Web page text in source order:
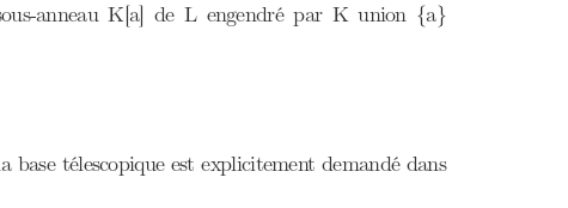
anneau K[a] de L engendré par K union {a}
télescopique est explicitement demandé dans